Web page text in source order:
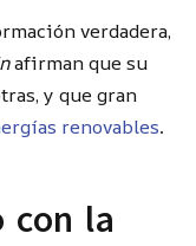
verdadera,
afirman que su
y que gran
renovables.
con la